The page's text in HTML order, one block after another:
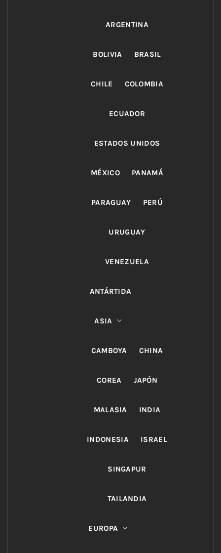
ARGENTINA
BOLIVIA BRASIL
CHILE COLOMBIA
ECUADOR
ESTADOS UNIDOS
MÉXICO PANAMÁ
PARAGUAY PERÚ
URUGUAY
VENEZUELA
ANTÁRTIDA
ASIA
CAMBOYA CHINA
COREA JAPÓN
MALASIA INDIA
INDONESIA ISRAEL
SINGAPUR
TAILANDIA
EUROPA